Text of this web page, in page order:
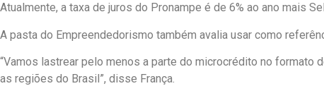
Atualmente, a taxa de juros do Pronampe é de 6% ao ano mais
A pasta do Empreendedorismo também avalia usar como
“Vamos lastrear pelo menos a parte do microcrédito no
as regiões do Brasil”, disse França.